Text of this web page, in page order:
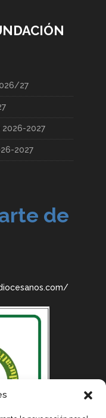
27
2027
2027
de